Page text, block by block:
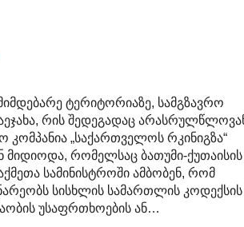
ტერიტორიაზე, სამგზავრო
რის შედეგადაც
„საქართველოს რკინიგზა“
მიდიოდა, რომელსაც ბათუმი-ქუთაისის
სამინისტროში ამბობენ, რომ
სისხლის სამართლის კოდექსის
უსაფრთხოების ან…